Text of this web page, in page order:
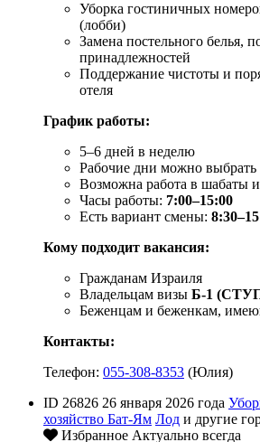
Уборка гостиничных
(лобби)
Замена постельного белья,
принадлежностей
Поддержание чистоты и
отеля
График работы:
5–6 дней в неделю
Рабочие дни можно выбрать
Возможна работа в шабаты
Часы работы: 7:00–15:00
Есть вариант смены:
Кому подходит вакансия:
Гражданам Израиля
Владельцам визы Б-1
Беженцам и беженкам,
Контакты:
Телефон: 055-308-8353 (Юлия)
ID 26826 26 января 2026 года
хозяйство Бат-Ям Лод и другие
Избранное Актуально всегда